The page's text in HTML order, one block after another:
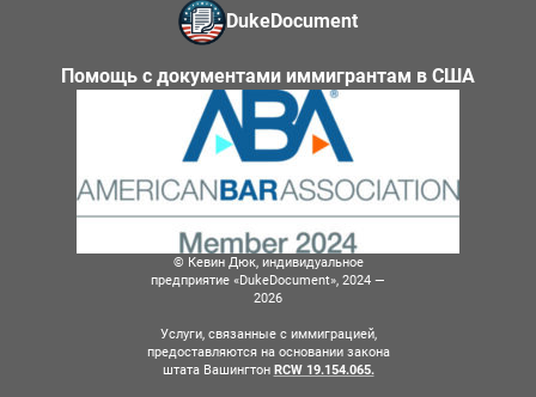
DukeDocument
Помощь с документами иммигрантам в США
© Кевин Дюк, индивидуальное
предприятие «DukeDocument», 2024 —
2026
Услуги, связанные с иммиграцией,
предоставляются на основании закона
штата Вашингтон RCW 19.154.065.